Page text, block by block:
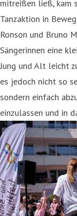
mitreißen ließ, kam
Tanzaktion in
Ronson und Bruno
Sängerinnen eine
Jung und Alt leicht
es jedoch nicht so
sondern einfach
einzulassen und in